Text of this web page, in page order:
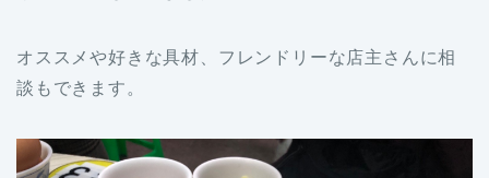
オススメや好きな具材、フレンドリーな店主さんに相
談もできます。